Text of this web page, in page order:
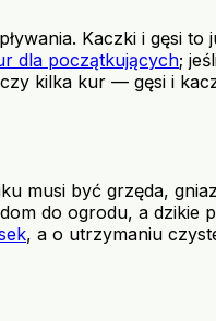
Kaczki i gęsi to
dla początkujących;
kilka kur — gęsi i
musi być grzęda,
do ogrodu, a dzikie
, a o utrzymaniu